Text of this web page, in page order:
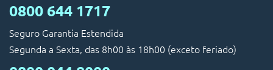
0800 644 1717
Seguro Garantia Estendida
Segunda a Sexta, das 8h00 às 18h00 (exceto feriado)